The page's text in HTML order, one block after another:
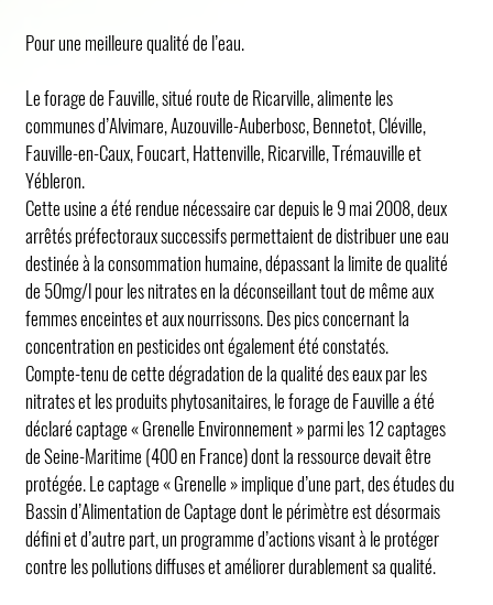
Pour une meilleure qualité de l’eau.
Le forage de Fauville, situé route de Ricarville, alimente les
communes d’Alvimare, Auzouville-Auberbosc, Bennetot, Cléville,
Fauville-en-Caux, Foucart, Hattenville, Ricarville, Trémauville et
Yébleron.
Cette usine a été rendue nécessaire car depuis le 9 mai 2008, deux
arrêtés préfectoraux successifs permettaient de distribuer une eau
destinée à la consommation humaine, dépassant la limite de qualité
de 50mg/l pour les nitrates en la déconseillant tout de même aux
femmes enceintes et aux nourrissons. Des pics concernant la
concentration en pesticides ont également été constatés.
Compte-tenu de cette dégradation de la qualité des eaux par les
nitrates et les produits phytosanitaires, le forage de Fauville a été
déclaré captage « Grenelle Environnement » parmi les 12 captages
de Seine-Maritime (400 en France) dont la ressource devait être
protégée. Le captage « Grenelle » implique d’une part, des études du
Bassin d’Alimentation de Captage dont le périmètre est désormais
défini et d’autre part, un programme d’actions visant à le protéger
contre les pollutions diffuses et améliorer durablement sa qualité.